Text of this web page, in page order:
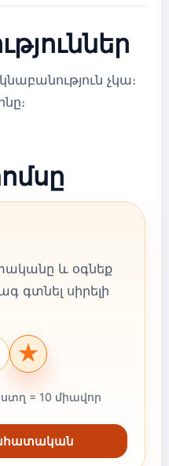
չկա։
և օգնեք
գտնել սիրելի
★
= 10 միավոր